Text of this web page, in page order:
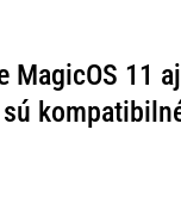
MagicOS 11 aj